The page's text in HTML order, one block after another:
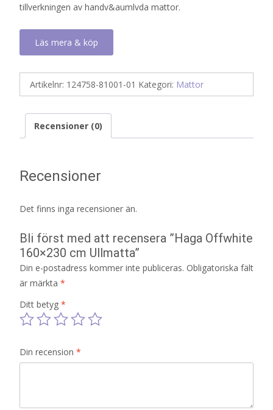
tillverkningen av handv&aumlvda mattor.
Läs mera & köp
Artikelnr: 124758-81001-01 Kategori: Mattor
Recensioner (0)
Recensioner
Det finns inga recensioner än.
Bli först med att recensera ”Haga Offwhite
160×230 cm Ullmatta”
Din e-postadress kommer inte publiceras. Obligatoriska fält
är märkta *
Ditt betyg *
Din recension *